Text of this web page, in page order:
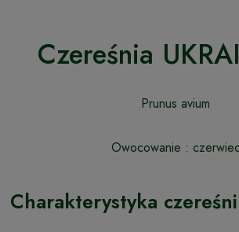
Czereśnia
Prunus avium
Owocowanie :
Charakterystyka